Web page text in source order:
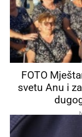
FOTO
svetu Anu i